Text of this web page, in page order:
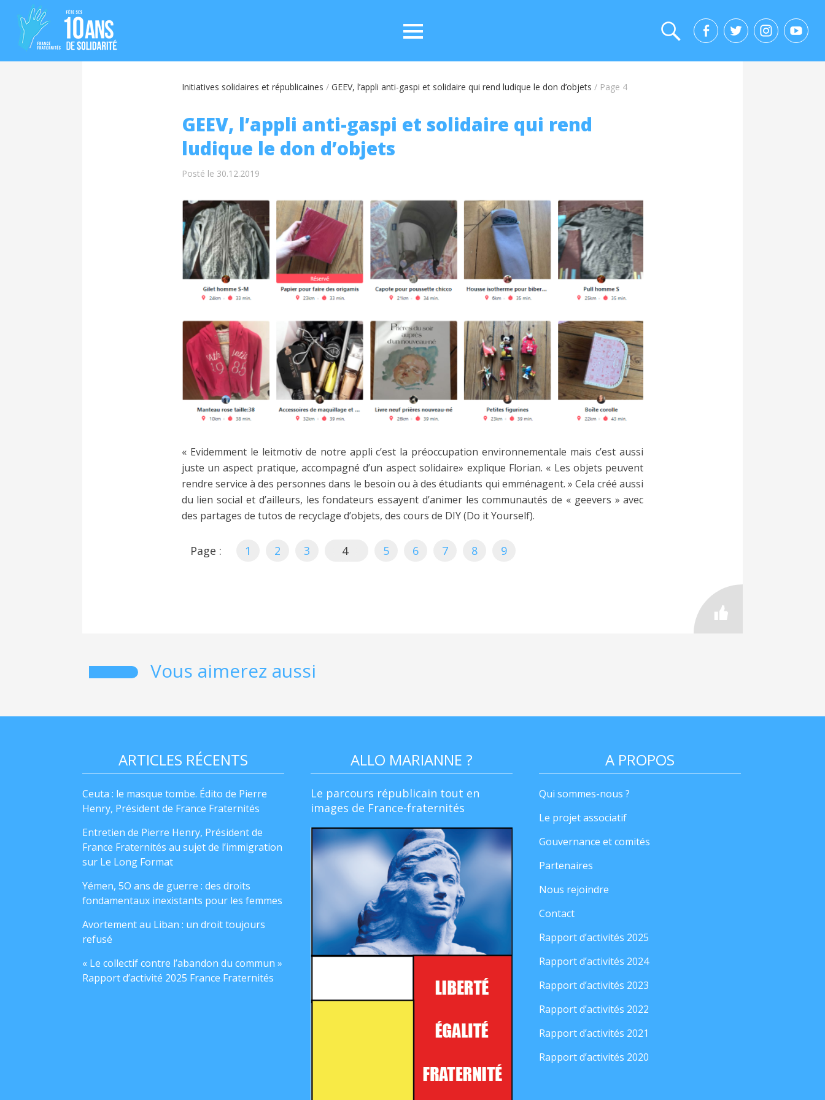
Initiatives solidaires et républicaines / GEEV, l’appli anti-gaspi et solidaire qui rend ludique le don d’objets / Page 4
GEEV, l’appli anti-gaspi et solidaire qui rend
ludique le don d’objets
Posté le 30.12.2019
« Evidemment le leitmotiv de notre appli c’est la préoccupation environnementale mais c’est aussi
juste un aspect pratique, accompagné d’un aspect solidaire» explique Florian. « Les objets peuvent
rendre service à des personnes dans le besoin ou à des étudiants qui emménagent. » Cela créé aussi
du lien social et d’ailleurs, les fondateurs essayent d’animer les communautés de « geevers » avec
des partages de tutos de recyclage d’objets, des cours de DIY (Do it Yourself).
Page : 1 2 3 4 5 6 7 8 9
Vous aimerez aussi
ARTICLES RÉCENTS
Ceuta : le masque tombe. Édito de Pierre
Henry, Président de France Fraternités
Entretien de Pierre Henry, Président de
France Fraternités au sujet de l’immigration
sur Le Long Format
Yémen, 5O ans de guerre : des droits
fondamentaux inexistants pour les femmes
Avortement au Liban : un droit toujours
refusé
« Le collectif contre l’abandon du commun »
Rapport d’activité 2025 France Fraternités
ALLO MARIANNE ?
Le parcours républicain tout en
images de France-fraternités
A PROPOS
Qui sommes-nous ?
Le projet associatif
Gouvernance et comités
Partenaires
Nous rejoindre
Contact
Rapport d’activités 2025
Rapport d’activités 2024
Rapport d’activités 2023
Rapport d’activités 2022
Rapport d’activités 2021
Rapport d’activités 2020